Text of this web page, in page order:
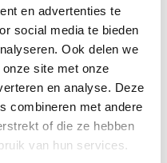
en advertenties te
social media te bieden
Ook delen we
site met onze
en analyse. Deze
combineren met andere
of die ze hebben
van hun services.